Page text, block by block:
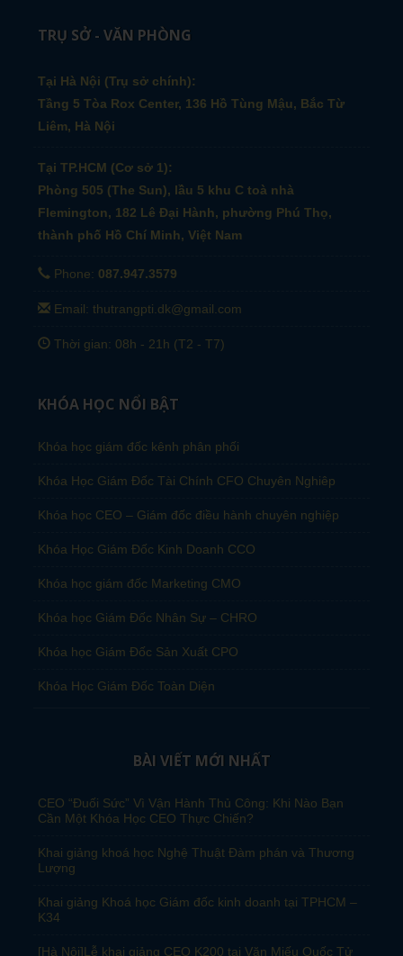
TRỤ SỞ - VĂN PHÒNG
Tại Hà Nội (Trụ sở chính):
Tầng 5 Tòa Rox Center, 136 Hồ Tùng Mậu, Bắc Từ
Liêm, Hà Nội
Tại TP.HCM (Cơ sở 1):
Phòng 505 (The Sun), lầu 5 khu C toà nhà
Flemington, 182 Lê Đại Hành, phường Phú Thọ,
thành phố Hồ Chí Minh, Việt Nam
Phone: 087.947.3579
Email: thutrangpti.dk@gmail.com
Thời gian: 08h - 21h (T2 - T7)
KHÓA HỌC NỔI BẬT
Khóa học giám đốc kênh phân phối
Khóa Học Giám Đốc Tài Chính CFO Chuyên Nghiêp
Khóa học CEO – Giám đốc điều hành chuyên nghiệp
Khóa Học Giám Đốc Kinh Doanh CCO
Khóa học giám đốc Marketing CMO
Khóa học Giám Đốc Nhân Sự – CHRO
Khóa học Giám Đốc Sản Xuất CPO
Khóa Học Giám Đốc Toàn Diện
BÀI VIẾT MỚI NHẤT
CEO “Đuối Sức” Vì Vận Hành Thủ Công: Khi Nào Bạn
Cần Một Khóa Học CEO Thực Chiến?
Khai giảng khoá học Nghệ Thuật Đàm phán và Thương
Lượng
Khai giảng Khoá học Giám đốc kinh doanh tại TPHCM –
K34
[Hà Nội]Lễ khai giảng CEO K200 tại Văn Miếu Quốc Tử